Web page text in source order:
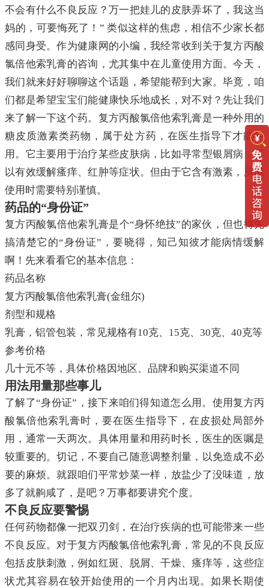
不会有什么不良反应？万一把娃儿的皮肤弄坏了，我这当
妈的，可要悔死了！” 类似这样的焦虑，相信不少家长都
感同身受。作为健康网的小编，我经常收到关于复方丙酸
氯倍他索乳膏的咨询，尤其集中在儿童使用方面。今天，
我们就来好好聊聊这个话题，希望能帮到大家。毕竟，咱
们都是希望宝宝们能健康快乐地成长，对不对？先让我们
来了解一下这个药。复方丙酸氯倍他索乳膏是一种外用的
糖皮质激素类药物，属于处方药，在医生指导下才能使
用。它主要用于治疗某些皮肤病，比如寻常型银屑病，可
以有效缓解瘙痒、红肿等症状。但由于它含有激素，所以
使用时需要特别谨慎。
药品的“身份证”
复方丙酸氯倍他索乳膏是个“身怀绝技”的家伙，但也得先
搞清楚它的“身份证”，要晓得，知己知彼才能病情缓解
啊！先来看看它的基本信息：
药品名称
复方丙酸氯倍他索乳膏(金纽尔)
剂型和规格
乳膏，铝管包装，常见规格有10克、15克、30克、40克等
参考价格
几十元不等，具体价格因地区、品牌和购买渠道不同
用法用量那些事儿
了解了“身份证”，接下来咱们得知道怎么用。使用复方丙
酸氯倍他索乳膏时，要在医生指导下，在皮损处局部外
用，通常一天两次。具体用量和用药时长，医生的医嘱是
较重要的。切记，不要自己随意调整剂量，以免造成不必
要的麻烦。就跟咱们平常炒菜一样，放盐少了没味道，放
多了就齁咸了，是吧？万事都要讲究个度。
不良反应要警惕
任何药物都像一把双刃剑，在治疗疾病的也可能带来一些
不良反应。对于复方丙酸氯倍他索乳膏，常见的不良反应
包括皮肤刺激，例如红斑、脱屑、干燥、瘙痒等，这些症
状尤其容易在较开始使用的一个月内出现。如果长期使